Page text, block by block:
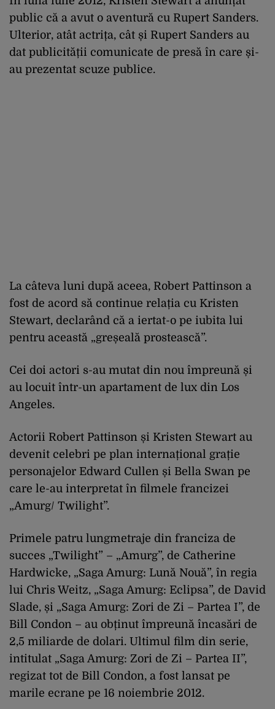
public că a avut o aventură cu Rupert Sanders.
Ulterior, atât actrița, cât și Rupert Sanders au
dat publicității comunicate de presă în care și-
au prezentat scuze publice.
La câteva luni după aceea, Robert Pattinson a
fost de acord să continue relația cu Kristen
Stewart, declarând că a iertat-o pe iubita lui
pentru această „greșeală prostească”.
Cei doi actori s-au mutat din nou împreună și
au locuit într-un apartament de lux din Los
Angeles.
Actorii Robert Pattinson și Kristen Stewart au
devenit celebri pe plan internațional grație
personajelor Edward Cullen și Bella Swan pe
care le-au interpretat în filmele francizei
„Amurg/ Twilight”.
Primele patru lungmetraje din franciza de
succes „Twilight” – „Amurg”, de Catherine
Hardwicke, „Saga Amurg: Lună Nouă”, în regia
lui Chris Weitz, „Saga Amurg: Eclipsa”, de David
Slade, și „Saga Amurg: Zori de Zi – Partea I”, de
Bill Condon – au obținut împreună încasări de
2,5 miliarde de dolari. Ultimul film din serie,
intitulat „Saga Amurg: Zori de Zi – Partea II”,
regizat tot de Bill Condon, a fost lansat pe
marile ecrane pe 16 noiembrie 2012.